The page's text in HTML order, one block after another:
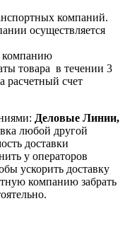
компаний.
осуществляется
компанию
товара в течении 3
расчетный счет
Деловые Линии,
любой другой
доставки
у операторов
ускорить доставку
компанию забрать